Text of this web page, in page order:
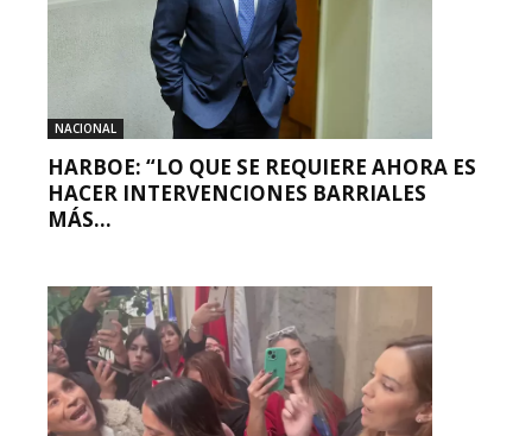
NACIONAL
HARBOE: “LO QUE SE REQUIERE AHORA ES
HACER INTERVENCIONES BARRIALES
MÁS...